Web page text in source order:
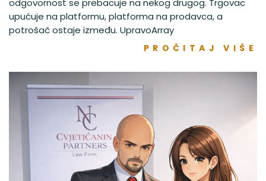
odgovornost se prebacuje na nekog drugog. Trgovac
upućuje na platformu, platforma na prodavca, a
potrošač ostaje između. UpravoArray
PROČITAJ VIŠE